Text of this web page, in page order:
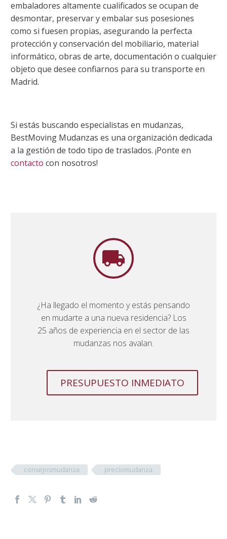
embaladores altamente cualificados se ocupan de
desmontar, preservar y embalar sus posesiones
como si fuesen propias, asegurando la perfecta
protección y conservación del mobiliario, material
informático, obras de arte, documentación o cualquier
objeto que desee confiarnos para su transporte en
Madrid.
Si estás buscando especialistas en mudanzas,
BestMoving Mudanzas es una organización dedicada
a la gestión de todo tipo de traslados. ¡Ponte en
contacto con nosotros!


¿Ha llegado el momento y estás pensando
en mudarte a una nueva residencia? Los
25 años de experiencia en el sector de las
mudanzas nos avalan.
PRESUPUESTO INMEDIATO
consejosmudanza preciomudanza